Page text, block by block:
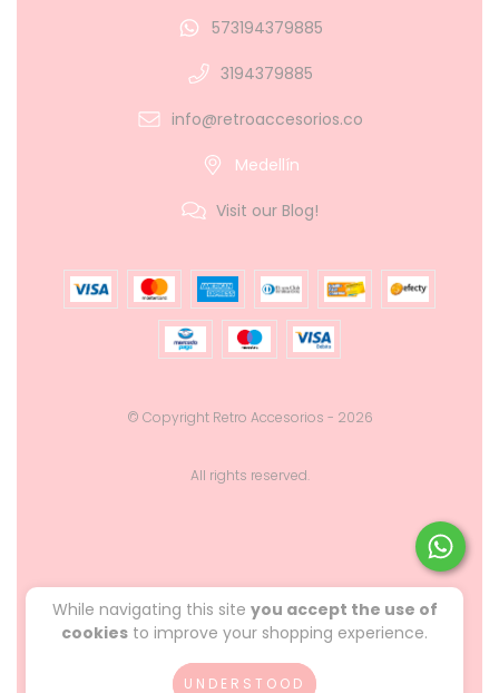
While navigating this site you accept the use of
cookies to improve your shopping experience.
UNDERSTOOD
573194379885
3194379885
info@retroaccesorios.co
Medellín
Visit our Blog!
© Copyright Retro Accesorios - 2026
All rights reserved.